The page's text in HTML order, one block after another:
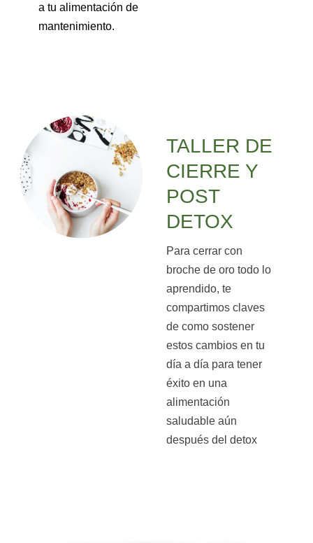
a tu alimentación de
mantenimiento.
TALLER DE
CIERRE Y
POST
DETOX
Para cerrar con
broche de oro todo lo
aprendido, te
compartimos claves
de como sostener
estos cambios en tu
día a día para tener
éxito en una
alimentación
saludable aún
después del detox